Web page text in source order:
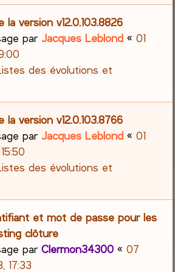
la version v12.0.103.8826
parJacques Leblond «01
des évolutions et
la version v12.0.103.8766
parJacques Leblond «01
des évolutions et
et mot de passe pour les
clôture
parClermon34300 «07
17:33